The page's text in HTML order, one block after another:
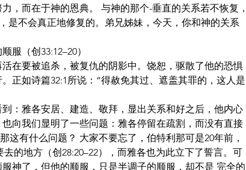
，而在于神的恩典。 与神的那个-垂直的关系若不恢复，
是不会真正地修复的。弟兄姊妹，今天，你和神的关系
服（创33:12–20）
在要被追杀，被复仇的阴影中。饶恕，驱散了他的恐惧
正如诗篇32:1所说：“得赦免其过、遮盖其罪的，这人是
：雅各安居、建造、敬拜，显出关系和好之后，他内心
向我们显明了一些问题：雅各停留在疏割，而没有直接
这有什么问题？ 大家不要忘了，伯特利那可是20年前，
去的地方（创28:20–22），而雅各也为此立下了誓言。可
神了，但他的顺服，只是半调子的顺服，却不是 完全的